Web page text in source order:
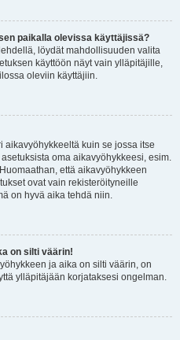
paikalla olevissa käyttäjissä?
löydät mahdollisuuden valita
käyttöön näyt vain ylläpitäjille,
oleviin käyttäjiin.
aikavyöhykkeeltä kuin se jossa itse
oma aikavyöhykkeesi, esim.
että aikavyöhykkeen
ovat vain rekisteröityneille
on hyvä aika tehdä niin.
on silti väärin!
ja aika on silti väärin, on
ylläpitäjään korjataksesi ongelman.